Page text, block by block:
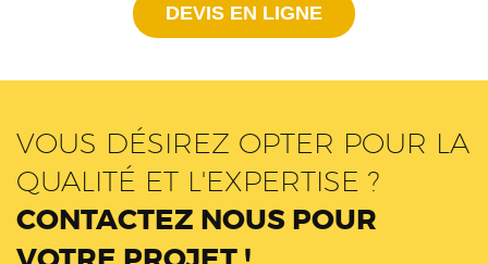
DEVIS EN LIGNE
VOUS DÉSIREZ OPTER POUR LA
QUALITÉ ET L'EXPERTISE ?
CONTACTEZ NOUS POUR